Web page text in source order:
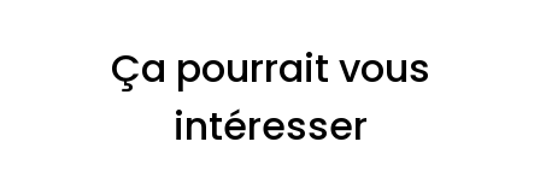
Ça pourrait vous
intéresser